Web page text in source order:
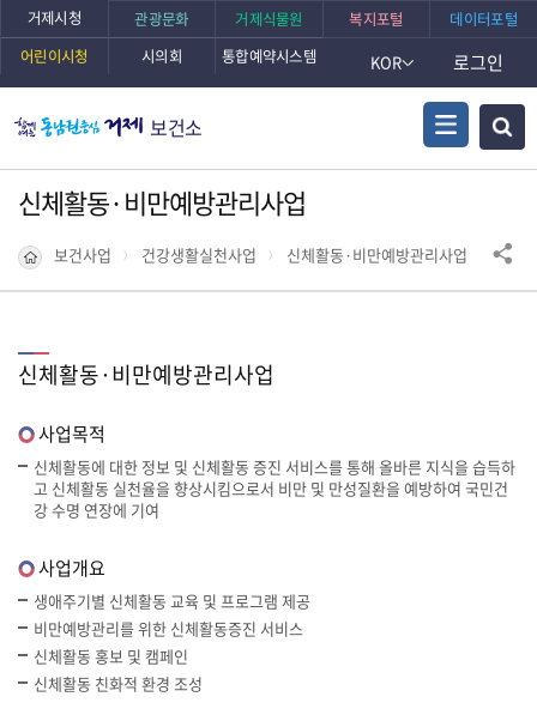
거제시청 관광문화 거제식물원 복지포털
데이터포털
어린이시청
시의회 통합예약시스템 KOR 로그인
보건소
신체활동·비만예방관리사업
보건사업 건강생활실천사업 신체활동·비만예방관리사업
신체활동·비만예방관리사업
사업목적
신체활동에 대한 정보 및 신체활동 증진 서비스를 통해 올바른 지식을 습득하
고 신체활동 실천율을 향상시킴으로서 비만 및 만성질환을 예방하여 국민건
강 수명 연장에 기여
사업개요
생애주기별 신체활동 교육 및 프로그램 제공
비만예방관리를 위한 신체활동증진 서비스
신체활동 홍보 및 캠페인
신체활동 친화적 환경 조성